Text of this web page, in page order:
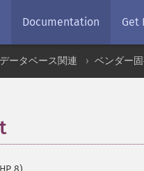
Documentation Get
データベース関連 ベンダー